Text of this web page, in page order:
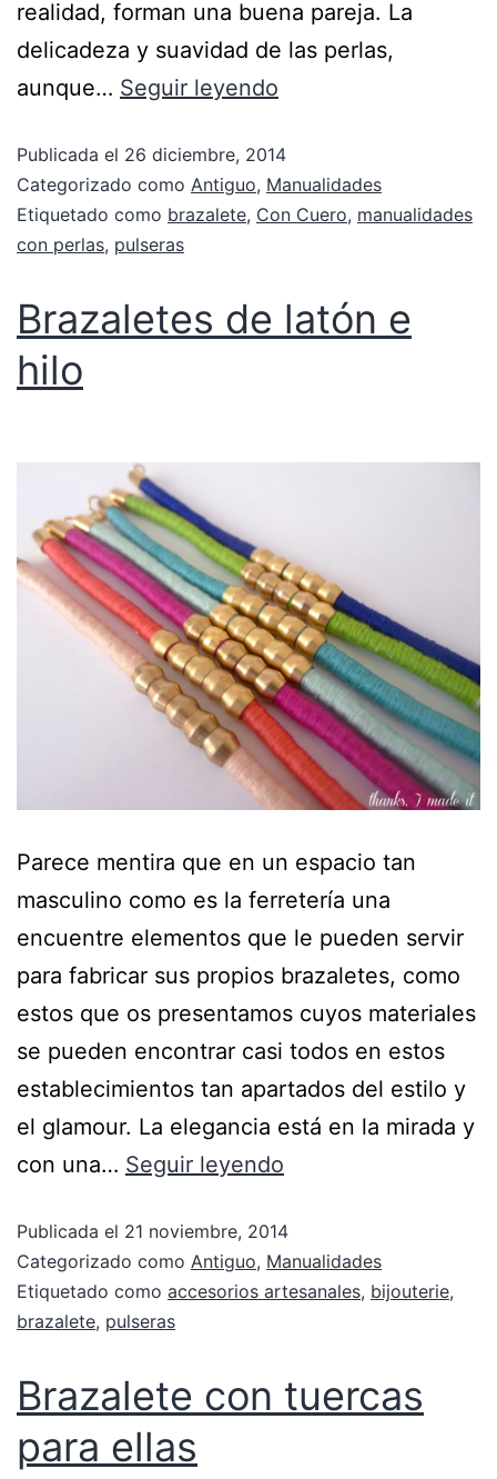
realidad, forman una buena pareja. La
delicadeza y suavidad de las perlas,
aunque… Seguir leyendo
Publicada el 26 diciembre, 2014
Categorizado como Antiguo, Manualidades
Etiquetado como brazalete, Con Cuero, manualidades
con perlas, pulseras
Brazaletes de latón e
hilo
Parece mentira que en un espacio tan
masculino como es la ferretería una
encuentre elementos que le pueden servir
para fabricar sus propios brazaletes, como
estos que os presentamos cuyos materiales
se pueden encontrar casi todos en estos
establecimientos tan apartados del estilo y
el glamour. La elegancia está en la mirada y
con una… Seguir leyendo
Publicada el 21 noviembre, 2014
Categorizado como Antiguo, Manualidades
Etiquetado como accesorios artesanales, bijouterie,
brazalete, pulseras
Brazalete con tuercas
para ellas